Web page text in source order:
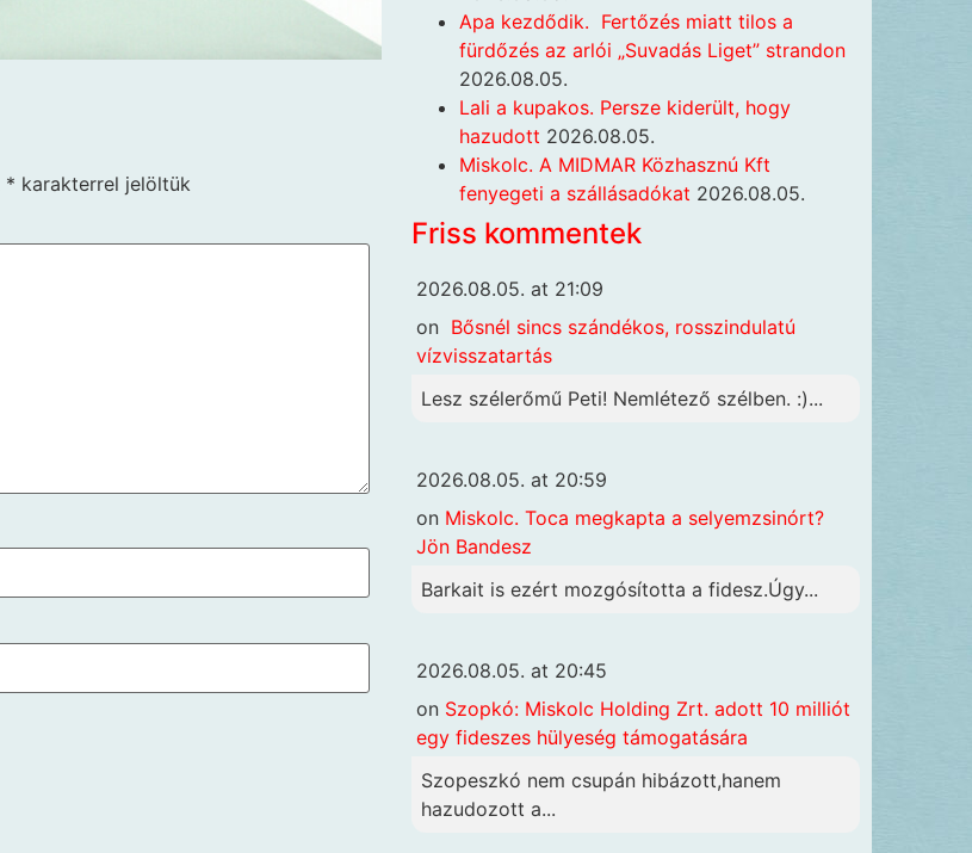
* karakterrel jelöltük
Apa kezdődik. Fertőzés miatt tilos a
fürdőzés az arlói „Suvadás Liget” strandon
2026.08.05.
Lali a kupakos. Persze kiderült, hogy
hazudott 2026.08.05.
Miskolc. A MIDMAR Közhasznú Kft
fenyegeti a szállásadókat 2026.08.05.
Friss kommentek
2026.08.05. at 21:09
on Bősnél sincs szándékos, rosszindulatú
vízvisszatartás
Lesz szélerőmű Peti! Nemlétező szélben. :)...
2026.08.05. at 20:59
on Miskolc. Toca megkapta a selyemzsinórt?
Jön Bandesz
Barkait is ezért mozgósította a fidesz.Úgy...
2026.08.05. at 20:45
on Szopkó: Miskolc Holding Zrt. adott 10 milliót
egy fideszes hülyeség támogatására
Szopeszkó nem csupán hibázott,hanem
hazudozott a...